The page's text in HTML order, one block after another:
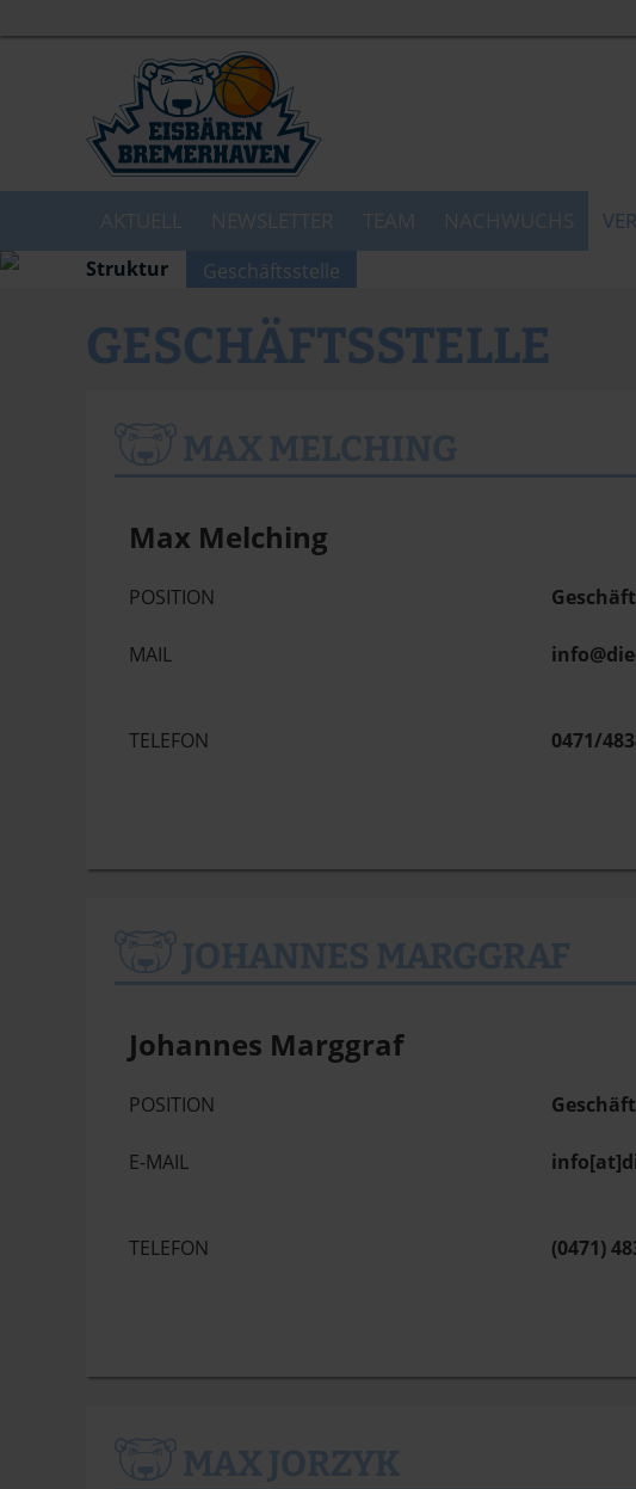
Struktur Geschäftsstelle
GESCHÄFTSSTELLE
Max Melching
POSITION
MAIL
TELEFON 0471/
Johannes Marggraf
POSITION
E-MAIL
TELEFON (0471)